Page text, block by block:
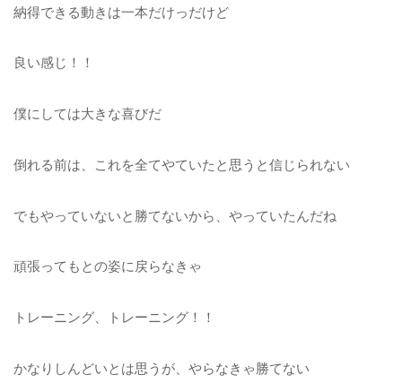
納得できる動きは一本だけっだけど
良い感じ！！
僕にしては大きな喜びだ
倒れる前は、これを全てやていたと思うと信じられない
でもやっていないと勝てないから、やっていたんだね
頑張ってもとの姿に戻らなきゃ
トレーニング、トレーニング！！
かなりしんどいとは思うが、やらなきゃ勝てない